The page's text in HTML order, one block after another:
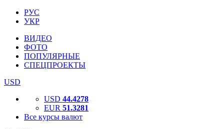
РУС
УКР
ВИДЕО
ФОТО
ПОПУЛЯРНЫЕ
СПЕЦПРОЕКТЫ
USD
USD 44.4278
EUR 51.3281
Все курсы валют